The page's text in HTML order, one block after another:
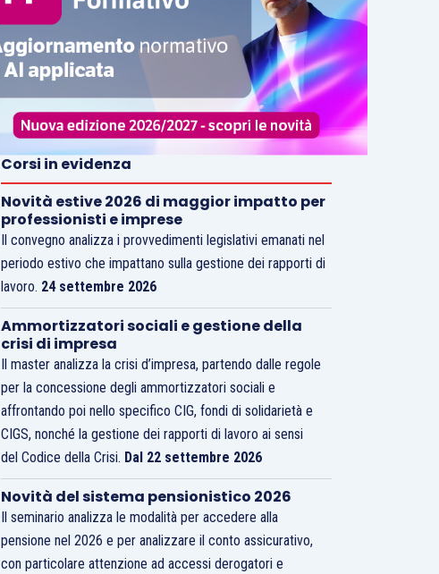
Corsi in evidenza
Novità estive 2026 di maggior impatto per
professionisti e imprese
Il convegno analizza i provvedimenti legislativi emanati nel
periodo estivo che impattano sulla gestione dei rapporti di
lavoro. 24 settembre 2026
Ammortizzatori sociali e gestione della
crisi di impresa
Il master analizza la crisi d’impresa, partendo dalle regole
per la concessione degli ammortizzatori sociali e
affrontando poi nello specifico CIG, fondi di solidarietà e
CIGS, nonché la gestione dei rapporti di lavoro ai sensi
del Codice della Crisi. Dal 22 settembre 2026
Novità del sistema pensionistico 2026
Il seminario analizza le modalità per accedere alla
pensione nel 2026 e per analizzare il conto assicurativo,
con particolare attenzione ad accessi derogatori e